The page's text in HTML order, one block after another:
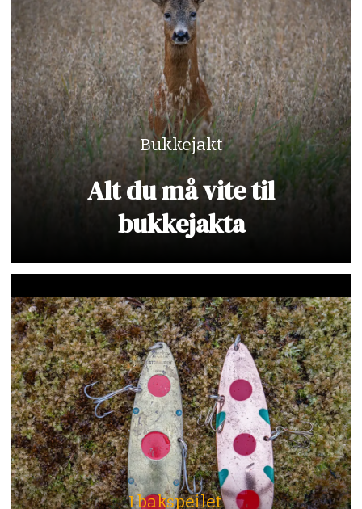
Bukkejakt
Alt du må vite til
bukkejakta
I bakspeilet